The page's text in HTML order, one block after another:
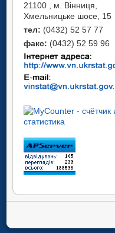
21100 , м. Вінниця,
Хмельницьке шосе, 15
тел: (0432) 52 57 77
факс: (0432) 52 59 96